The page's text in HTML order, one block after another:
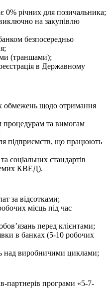
0% річних для позичальника;
на закупівлю
безпосередньо
(траншами);
в Державному
обмежень щодо отримання
процедурам та вимогам
підприємств, що працюють
соціальних стандартів
КВЕД).
за відсотками;
місць під час
перед клієнтами;
в банках (5-10 робочих
над виробничими циклами;
партнерів програми «5-7-